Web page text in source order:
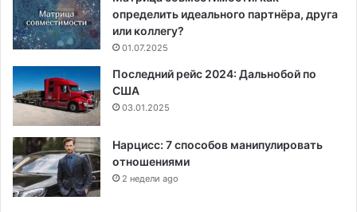
определить идеального партнёра, друга
или коллегу?
01.07.2025
Последний рейс 2024: Дальнобой по
США
03.01.2025
Нарцисс: 7 способов манипулировать
отношениями
2 недели ago